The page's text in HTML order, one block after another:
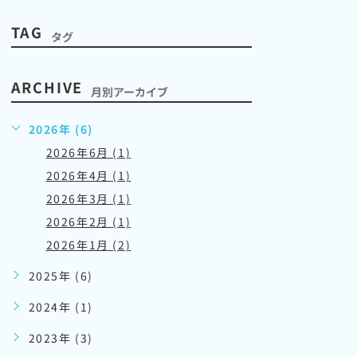
TAG タグ
ARCHIVE 月別アーカイブ
2026年 (6)
2026年6月 (1)
2026年4月 (1)
2026年3月 (1)
2026年2月 (1)
2026年1月 (2)
2025年 (6)
2024年 (1)
2023年 (3)